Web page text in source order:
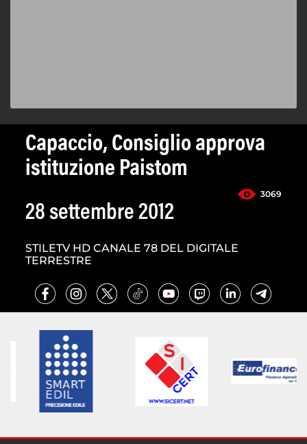
Capaccio, Consiglio approva
istituzione Paistom
3069
28 settembre 2012
STILETV HD CANALE 78 DEL DIGITALE
TERRESTRE